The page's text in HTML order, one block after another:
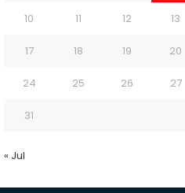
10 11 12 13
17 18 19 20
24 25 26 27
31
« Jul